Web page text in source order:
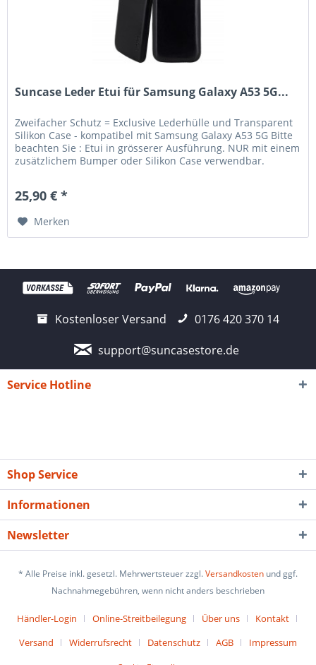
Suncase Leder Etui für Samsung Galaxy A53 5G...
Zweifacher Schutz = Exclusive Lederhülle und Transparent
Silikon Case - kompatibel mit Samsung Galaxy A53 5G Bitte
beachten Sie : Etui in grösserer Ausführung. NUR mit einem
zusätzlichem Bumper oder Silikon Case verwendbar.
25,90 € *
Merken
Kostenloser Versand
0176 420 370 14
support@suncasestore.de
Service Hotline
Shop Service
Informationen
Newsletter
* Alle Preise inkl. gesetzl. Mehrwertsteuer zzgl.Versandkosten und ggf.
Nachnahmegebühren, wenn nicht anders beschrieben
Händler-Login Online-Streitbeilegung Über uns
Kontakt
Versand
Widerrufsrecht Datenschutz AGB Impressum